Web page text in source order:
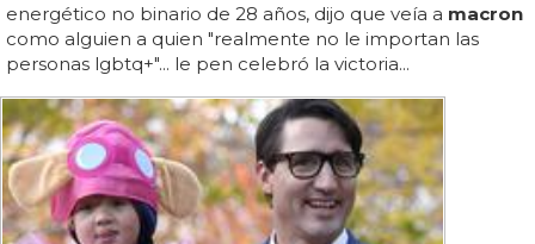
energético no binario de 28 años, dijo que veía a macron
como alguien a quien "realmente no le importan las
personas lgbtq+"... le pen celebró la victoria...